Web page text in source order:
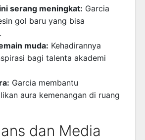
serang meningkat: Garcia
gol baru yang bisa
muda: Kehadirannya
bagi talenta akademi
Garcia membantu
aura kemenangan di ruang
dan Media